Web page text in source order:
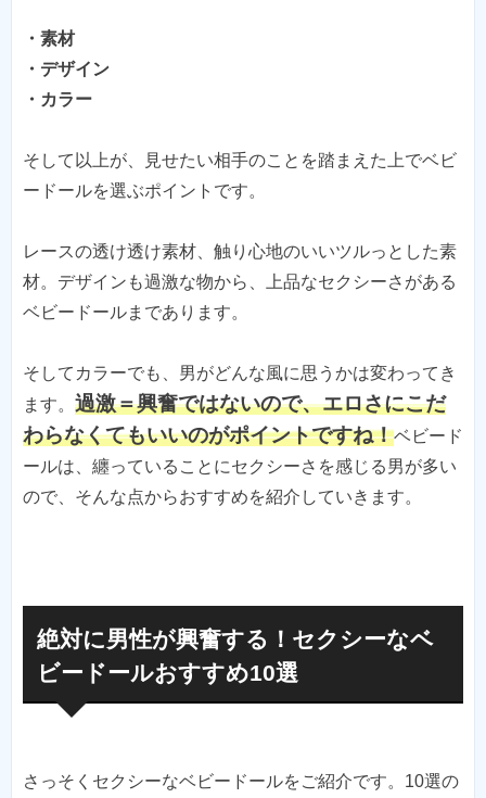
・素材
・デザイン
・カラー
そして以上が、見せたい相手のことを踏まえた上でベビ
ードールを選ぶポイントです。
レースの透け透け素材、触り心地のいいツルっとした素
材。デザインも過激な物から、上品なセクシーさがある
ベビードールまであります。
そしてカラーでも、男がどんな風に思うかは変わってき
ます。 過激＝興奮ではないので、エロさにこだ
わらなくてもいいのがポイントですね！ベビード
ールは、纏っていることにセクシーさを感じる男が多い
ので、そんな点からおすすめを紹介していきます。
絶対に男性が興奮する！セクシーなベ
ビードールおすすめ10選
さっそくセクシーなベビードールをご紹介です。10選の